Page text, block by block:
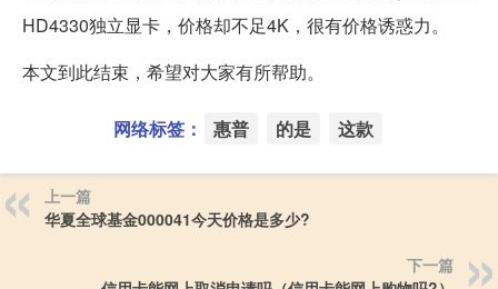
HD4330独立显卡，价格却不足4K，很有价格诱惑力。
本文到此结束，希望对大家有所帮助。
网络标签： 惠普 的是 这款
上一篇
华夏全球基金000041今天价格是多少?
下一篇